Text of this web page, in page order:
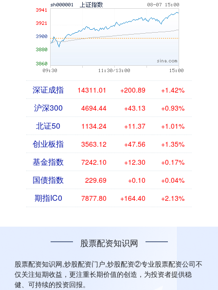
深证成指 14311.01 +200.89 +1.42%
沪深300 4694.44 +43.13 +0.93%
北证50 1134.24 +11.37 +1.01%
创业板指 3563.12 +47.56 +1.35%
基金指数 7242.10 +12.30 +0.17%
国债指数 229.69 +0.10 +0.04%
期指IC0 7877.80 +164.40 +2.13%
股票配资知识网
股票配资知识网,炒股配资门户,炒股配资②专业股票配资公司不
仅关注短期收益，更注重长期价值的创造，为投资者提供稳
健、可持续的投资回报。